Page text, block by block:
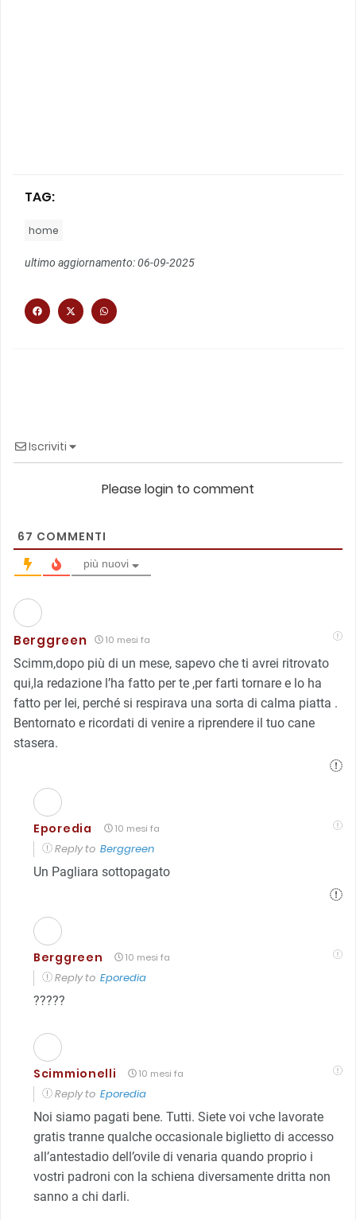
TAG:
home
ultimo aggiornamento: 06-09-2025
Iscriviti
Please login to comment
67 COMMENTI
più nuovi
Berggreen 10 mesi fa
Scimm,dopo più di un mese, sapevo che ti avrei ritrovato
qui,la redazione l’ha fatto per te ,per farti tornare e lo ha
fatto per lei, perché si respirava una sorta di calma piatta .
Bentornato e ricordati di venire a riprendere il tuo cane
stasera.
Eporedia 10 mesi fa
Reply to Berggreen
Un Pagliara sottopagato
Berggreen 10 mesi fa
Reply to Eporedia
?????
Scimmionelli 10 mesi fa
Reply to Eporedia
Noi siamo pagati bene. Tutti. Siete voi vche lavorate
gratis tranne qualche occasionale biglietto di accesso
all’antestadio dell’ovile di venaria quando proprio i
vostri padroni con la schiena diversamente dritta non
sanno a chi darli.